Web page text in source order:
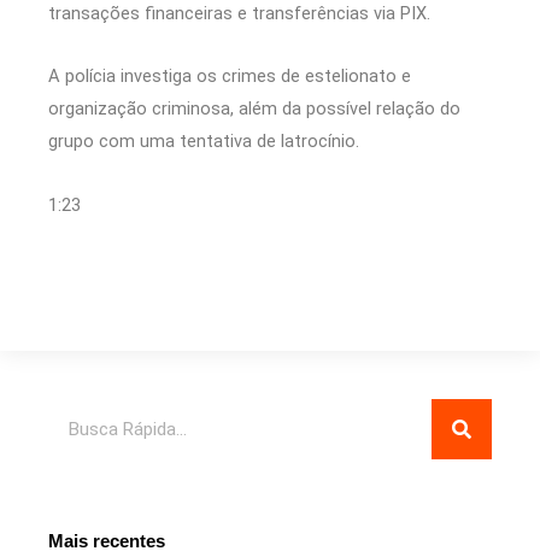
transações financeiras e transferências via PIX.
A polícia investiga os crimes de estelionato e
organização criminosa, além da possível relação do
grupo com uma tentativa de latrocínio.
1:23
Mais recentes